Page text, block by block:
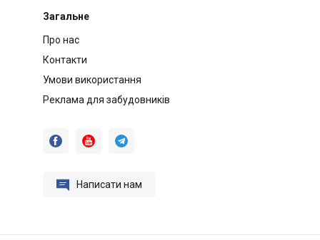
Загальне
Про нас
Контакти
Умови використання
Реклама для забудовників
  
 Написати нам